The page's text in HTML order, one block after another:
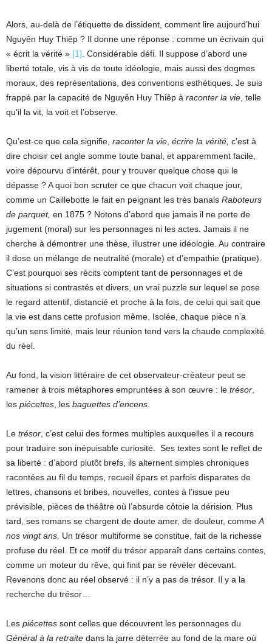
Alors, au-delà de l’étiquette de dissident, comment lire aujourd’hui
Nguyên Huy Thiêp ? Il donne une réponse : comme un écrivain qui
« écrit la vérité » [1] . Considérable défi. Il suppose d’abord une
liberté totale, vis à vis de toute idéologie, mais aussi des dogmes
moraux, des représentations, des conventions esthétiques. Je suis
frappé par la capacité de Nguyên Huy Thiêp à raconter la vie , telle
qu’il la vit, la voit et l’observe.
Qu’est-ce que cela signifie, raconter la vie écrire la vérité, c’est à
dire choisir cet angle somme toute banal, et apparemment facile,
voire dépourvu d’intérêt, pour y trouver quelque chose qui le
dépasse ? A quoi bon scruter ce que chacun voit chaque jour,
comme un Caillebotte le fait en peignant les très banals Raboteurs
de parquet, en 1875 ? Notons d’abord que jamais il ne porte de
jugement (moral) sur les personnages ni les actes. Jamais il ne
cherche à démontrer une thèse, illustrer une idéologie. Au contraire
il dose un mélange de neutralité (morale) et d’empathie (pratique).
C’est pourquoi ses récits comptent tant de personnages et de
situations si contrastés et divers, un vrai puzzle sur lequel se pose
le regard attentif, distancié et proche à la fois, de celui qui sait que
la vie est dans cette profusion même. Isolée, chaque pièce n’a
qu’un sens limité, mais leur réunion tend vers la chaude complexité
du réel.
Au fond, la vision littéraire de cet observateur-créateur peut se
ramener à trois métaphores empruntées à son œuvre : le trésor
les piécettes , les baguettes d’encens
Le trésor , c’est celui des formes multiples auxquelles il a recours
pour traduire son inépuisable curiosité. Ses textes sont le reflet de
sa liberté : d’abord plutôt brefs, ils alternent simples chroniques
racontées au fil du temps, recueil épars et parfois disparates de
lettres, chansons et bribes, nouvelles, contes à l’issue peu
prévisible, pièces de théâtre où l’absurde côtoie la dérision. Plus
tard, ses romans se chargent de doute amer, de douleur, comme A
nos vingt ans . Un trésor multiforme se constitue, fait de la richesse
profuse du réel. Et ce motif du trésor apparaît dans certains contes,
comme un moteur du rêve, qui finit par se révéler décevant.
Revenons donc au réel observé : il n’y a pas de trésor. Il y a la
recherche du trésor…
Les piécettes sont celles que découvrent les personnages du
Général à la retraite dans la jarre déterrée au fond de la mare où